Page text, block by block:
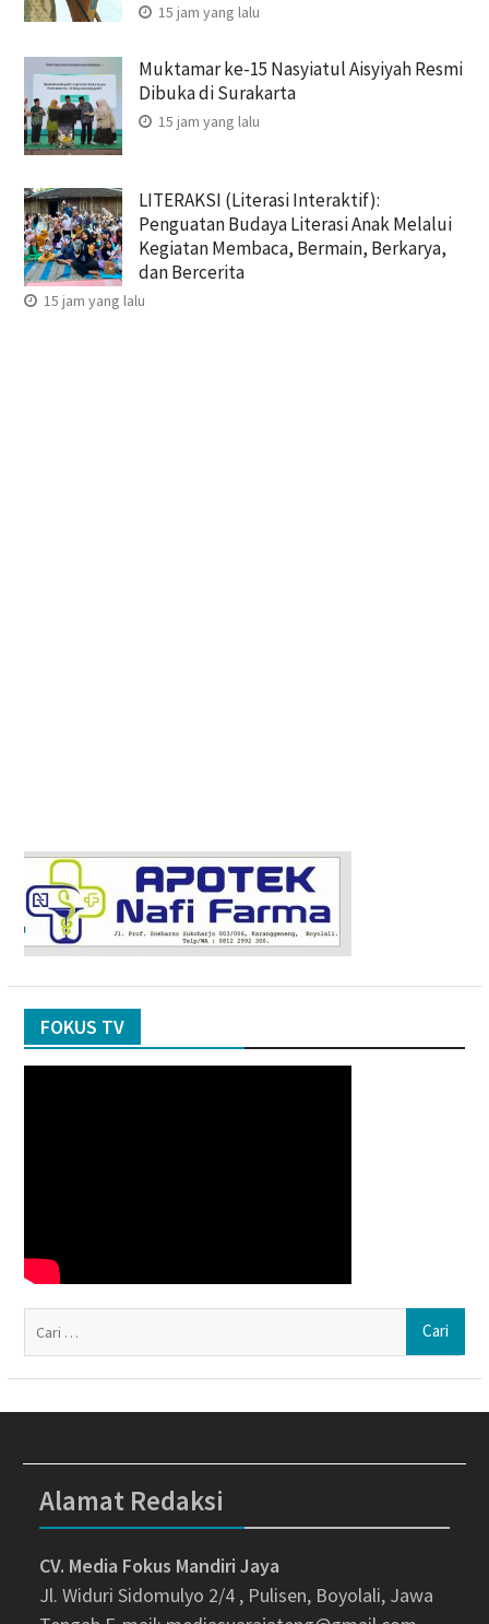
15 jam yang lalu
Muktamar ke-15 Nasyiatul Aisyiyah Resmi
Dibuka di Surakarta
15 jam yang lalu
LITERAKSI (Literasi Interaktif):
Penguatan Budaya Literasi Anak Melalui
Kegiatan Membaca, Bermain, Berkarya,
dan Bercerita
15 jam yang lalu
FOKUS TV
Alamat Redaksi
CV. Media Fokus Mandiri Jaya
Jl. Widuri Sidomulyo 2/4 , Pulisen, Boyolali, Jawa